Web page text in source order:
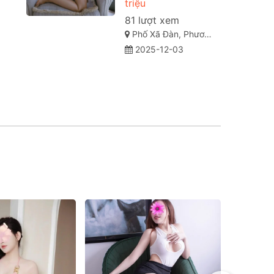
triệu
81 lượt xem
Phố Xã Đàn, Phương Liên, Đống Đa, Hà Nội
2025-12-03